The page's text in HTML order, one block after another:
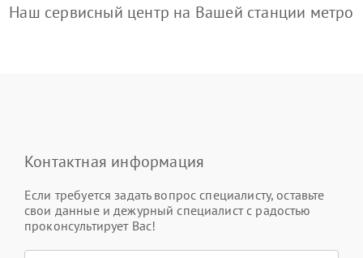
Наш сервисный центр на Вашей станции метро
Контактная информация
Если требуется задать вопрос специалисту, оставьте
свои данные и дежурный специалист с радостью
проконсультирует Вас!